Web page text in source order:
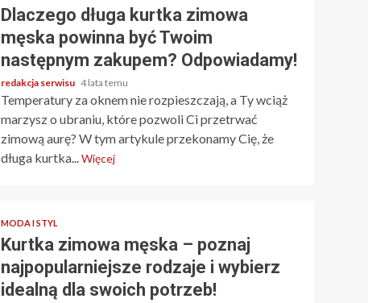
Dlaczego długa kurtka zimowa
męska powinna być Twoim
następnym zakupem? Odpowiadamy!
redakcja serwisu 4 lata temu
Temperatury za oknem nie rozpieszczają, a Ty wciąż
marzysz o ubraniu, które pozwoli Ci przetrwać
zimową aurę? W tym artykule przekonamy Cię, że
długa kurtka...Więcej
MODA I STYL
Kurtka zimowa męska – poznaj
najpopularniejsze rodzaje i wybierz
idealną dla swoich potrzeb!